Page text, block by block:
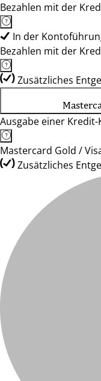
Bezahlen mit der
In der
Bezahlen mit der
Zusätzliches
Ausgabe einer Kredit-
Mastercard Gold /
Zusätzliches